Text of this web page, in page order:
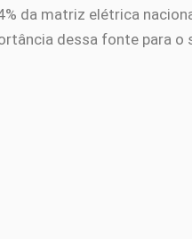
da matriz elétrica
dessa fonte para